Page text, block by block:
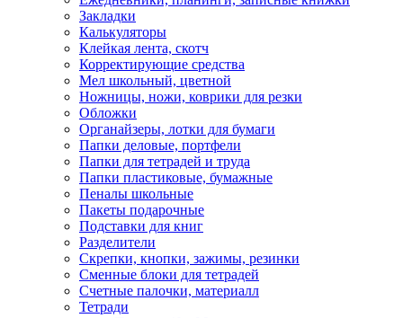
Закладки
Калькуляторы
Клейкая лента, скотч
Корректирующие средства
Мел школьный, цветной
Ножницы, ножи, коврики для резки
Обложки
Органайзеры, лотки для бумаги
Папки деловые, портфели
Папки для тетрадей и труда
Папки пластиковые, бумажные
Пеналы школьные
Пакеты подарочные
Подставки для книг
Разделители
Скрепки, кнопки, зажимы, резинки
Сменные блоки для тетрадей
Счетные палочки, материалл
Тетради